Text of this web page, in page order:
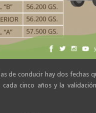
de conducir hay dos fechas
cinco años y la